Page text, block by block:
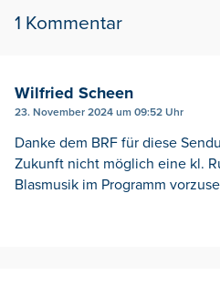
1 Kommentar
Wilfried Scheen
23. November 2024 um 09:52 Uhr
Danke dem BRF für diese
Zukunft nicht möglich eine kl.
Blasmusik im Programm